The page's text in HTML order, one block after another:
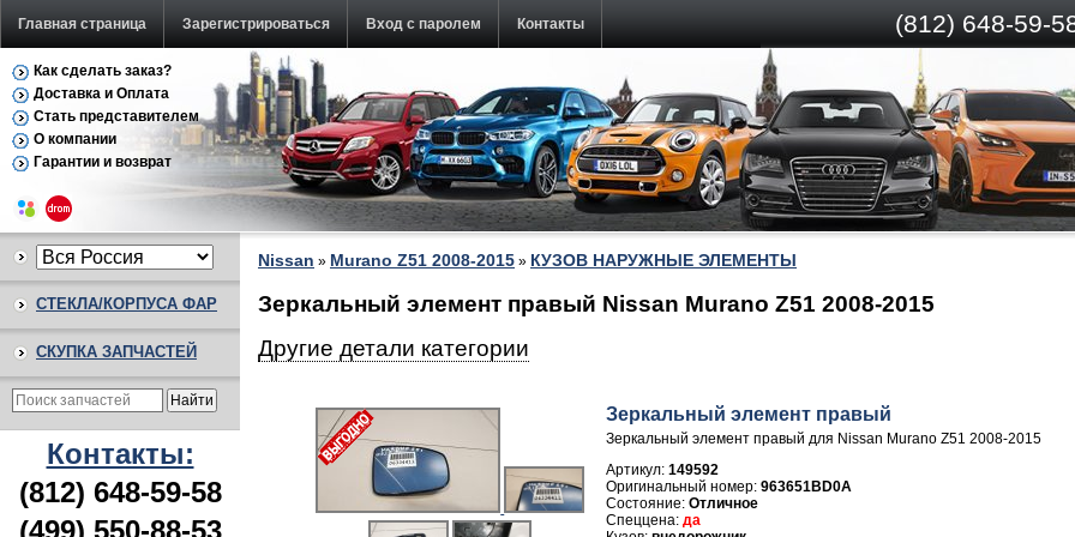
Главная страница Зарегистрироваться Вход с паролем Контакты (812) 648-59-
Как сделать заказ?
Доставка и Оплата
Стать представителем
О компании
Гарантии и возврат
СТЕКЛА/КОРПУСА ФАР
СКУПКА ЗАПЧАСТЕЙ
Контакты:
(812) 648-59-58
(499) 550-88-53
Nissan » Murano Z51 2008-2015 » КУЗОВ НАРУЖНЫЕ ЭЛЕМЕНТЫ
Зеркальный элемент правый Nissan Murano Z51 2008-2015
Другие детали категории
Зеркальный элемент правый
Зеркальный элемент правый для Nissan Murano Z51 2008-2015
Артикул: 149592
963651BD0A
Отличное
да